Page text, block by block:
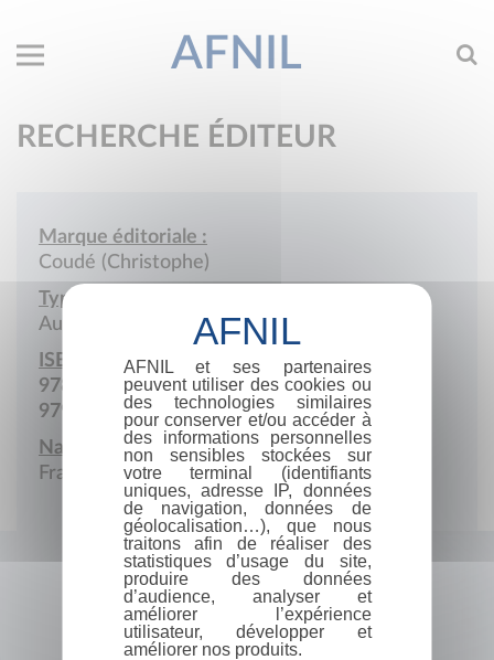
AFNIL
RECHERCHE ÉDITEUR
Marque éditoriale :
Coudé (Christophe)
Type de société :
Auto-édition
ISBN :
978-2-9598722
979-10-980858
Nationalité :
France
AFNIL et ses partenaires
peuvent utiliser des cookies ou
des technologies similaires
pour conserver et/ou accéder à
des informations personnelles
non sensibles stockées sur
votre terminal (identifiants
uniques, adresse IP, données
de navigation, données de
géolocalisation…), que nous
traitons afin de réaliser des
statistiques d’usage du site,
produire des données
d’audience, analyser et
améliorer l’expérience
utilisateur, développer et
améliorer nos produits.